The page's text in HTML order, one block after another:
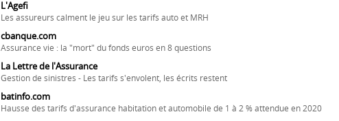
L'Agefi
Les assureurs calment le jeu sur les tarifs auto et MRH
cbanque.com
Assurance vie : la "mort" du fonds euros en 8 questions
La Lettre de l'Assurance
Gestion de sinistres - Les tarifs s'envolent, les écrits restent
batinfo.com
Hausse des tarifs d'assurance habitation et automobile de 1 à 2 % attendue en 2020